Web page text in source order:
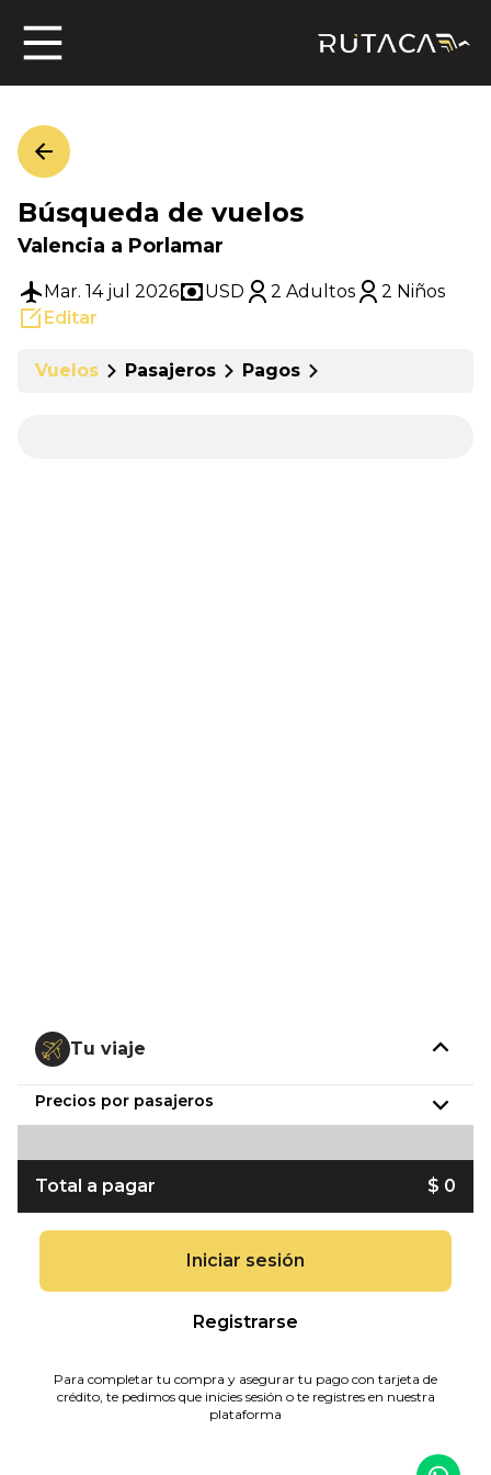
Búsqueda de vuelos
Valencia a Porlamar
Mar. 14 jul 2026 USD 2 Adultos
2 Niños
Editar
Vuelos Pasajeros Pagos
Tu viaje
Precios por pasajeros
Total a pagar $ 0
Iniciar sesión
Registrarse
Para completar tu compra y asegurar tu pago con tarjeta de
crédito, te pedimos que inicies sesión o te registres en nuestra
plataforma